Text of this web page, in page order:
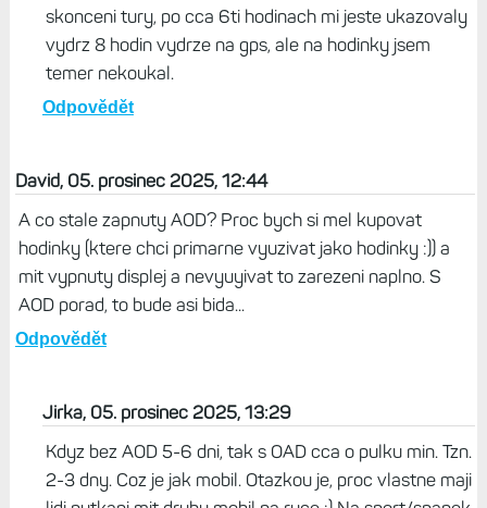
miras, 05. prosinec 2025, 13:03
skutecne ovlivnuje uroven jasu. A dalsi dulezity faktor,
odhaduje a jestlize clovek kouka na hodinky malo, tak
mel puldenni turu, tak mi hodinky na zacatku
ukazovaly vydrz 10 hodin vydrze na gps a po
skonceni tury, po cca 6ti hodinach mi jeste ukazovaly
vydrz 8 hodin vydrze na gps, ale na hodinky jsem
temer nekoukal.
David, 05. prosinec 2025, 12:44
A co stale zapnuty AOD? Proc bych si mel kupovat